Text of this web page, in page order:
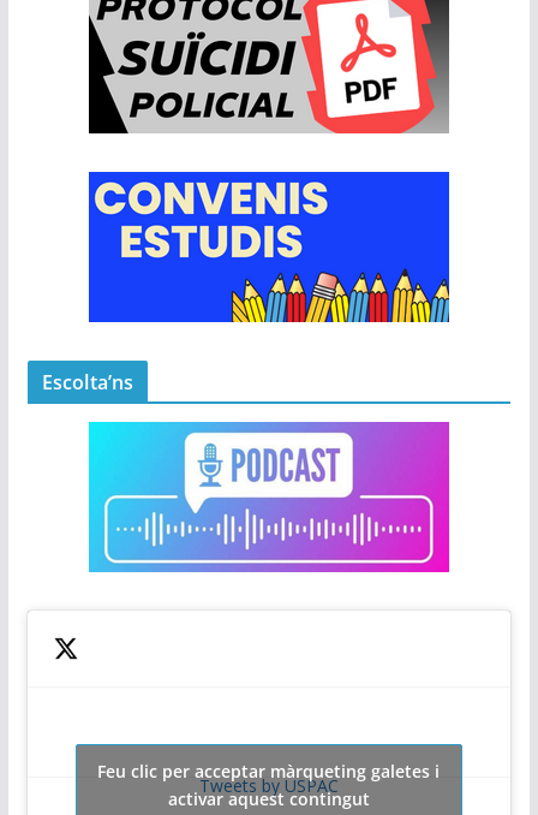
Escolta’ns
Tweets by USPAC
Feu clic per acceptar màrqueting galetes i
activar aquest contingut